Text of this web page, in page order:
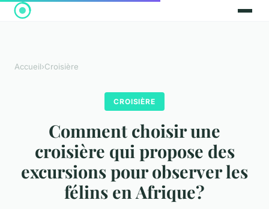
Accueil›Croisière
CROISIÈRE
Comment choisir une
croisière qui propose des
excursions pour observer les
félins en Afrique?